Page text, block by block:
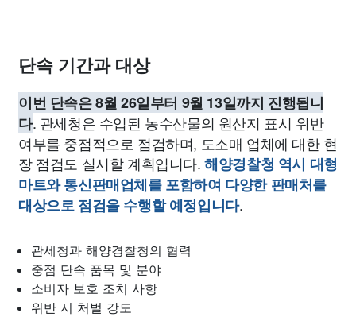
단속 기간과 대상
이번 단속은 8월 26일부터 9월 13일까지 진행됩니
다. 관세청은 수입된 농수산물의 원산지 표시 위반
여부를 중점적으로 점검하며, 도소매 업체에 대한 현
장 점검도 실시할 계획입니다.해양경찰청 역시 대형
마트와 통신판매업체를 포함하여 다양한 판매처를
대상으로 점검을 수행할 예정입니다.
관세청과 해양경찰청의 협력
중점 단속 품목 및 분야
소비자 보호 조치 사항
위반 시 처벌 강도